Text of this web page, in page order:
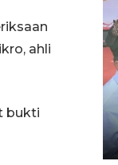
ahli
bukti